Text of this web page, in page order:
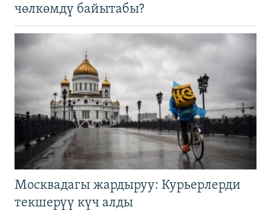
чөлкөмдү байытабы?
Москвадагы жардыруу: Курьерлерди
текшерүү күч алды